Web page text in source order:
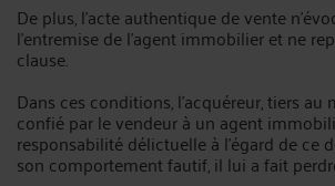
De plus, l'acte authentique de vente
l'entremise de l'agent immobilier et ne
clause.
Dans ces conditions, l'acquéreur, tiers au
confié par le vendeur à un agent
responsabilité délictuelle à l'égard de ce
son comportement fautif, il lui a fait